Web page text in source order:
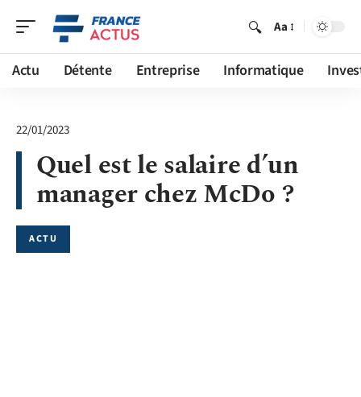
Aa
Actu Détente Entreprise Informatique
22/01/2023
Quel est le salaire d’un
manager chez McDo ?
ACTU